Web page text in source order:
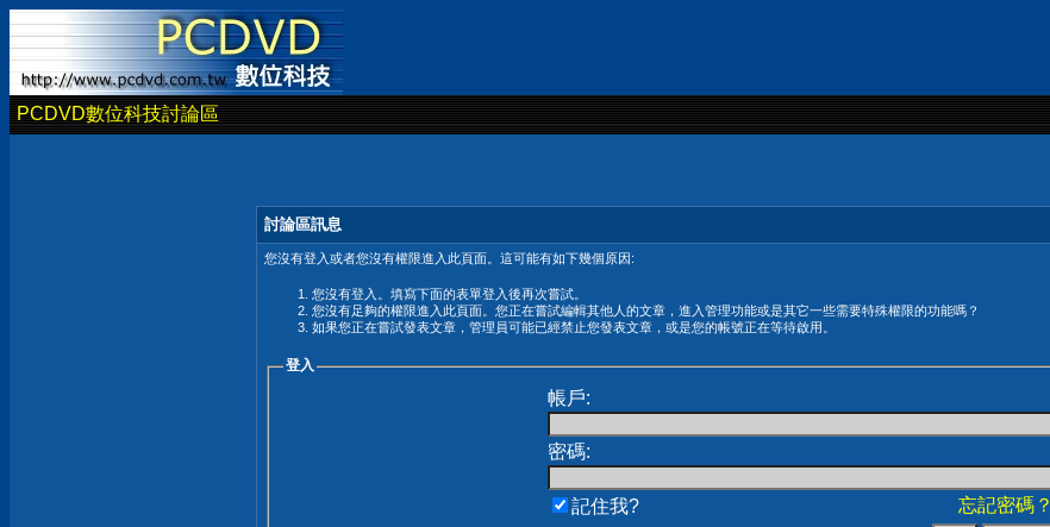
PCDVD數位科技討論區
討論區訊息
您沒有登入或者您沒有權限進入此頁面。這可能有如下幾個原因:
您沒有登入。填寫下面的表單登入後再次嘗試。
您沒有足夠的權限進入此頁面。您正在嘗試編輯其他人的文章，進入管理功能或是其它一些需要特殊權限的功能嗎？
如果您正在嘗試發表文章，管理員可能已經禁止您發表文章，或是您的帳號正在等待啟用。
登入
帳戶:
密碼:
忘記密碼？
記住我?